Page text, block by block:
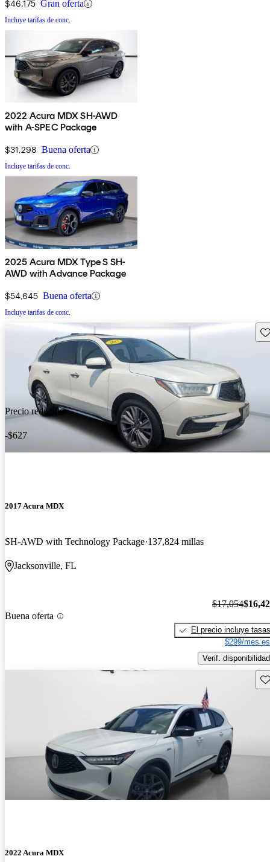
$46,175 Gran oferta
Incluye tarifas de conc.
2022 Acura MDX SH-AWD
with A-SPEC Package
$31,298 Buena oferta
Incluye tarifas de conc.
2025 Acura MDX Type S SH-
AWD with Advance Package
$54,645 Buena oferta
Incluye tarifas de conc.
Precio reducido
-$627
2017 Acura MDX
SH-AWD with Technology Package 137,824 millas
Jacksonville, FL
Buena oferta
$17,054
El precio incluye tasas
$299/mes
Verif. disponibilidad
2022 Acura MDX